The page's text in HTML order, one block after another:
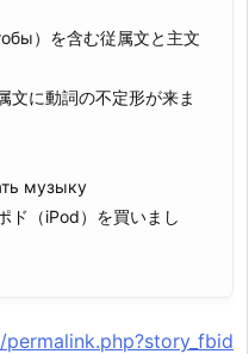
）を含む従属文と主文
文に動詞の不定形が来ま
музыку
ド（iPod）を買いまし